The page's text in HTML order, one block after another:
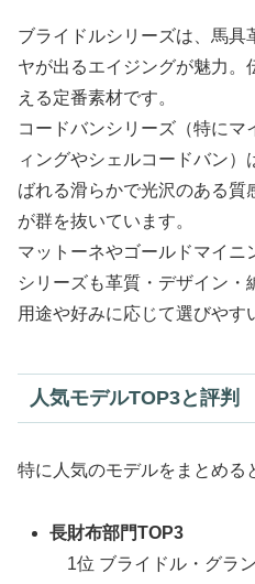
ブライドルシリーズは、馬具
ヤが出るエイジングが魅力。
える定番素材です。
コードバンシリーズ（特に
ィングやシェルコードバン
ばれる滑らかで光沢のある質
が群を抜いています。
マットーネやゴールドマイ
シリーズも革質・デザイン・
用途や好みに応じて選びやす
人気モデルTOP3と評判
特に人気のモデルをまとめる
長財布部門TOP3
1位 ブライドル・グラ